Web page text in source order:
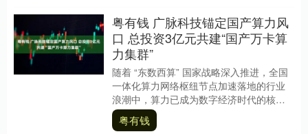
粤有钱 广脉科技锚定国产算力风
口 总投资3亿元共建“国产万卡算
力集群”
随着 “东数西算” 国家战略深入推进，全国
一体化算力网络枢纽节点加速落地的行业
浪潮中，算力已成为数字经济时代的核心
生产要素。 9月19日，广脉科技股份有限
公司（....
粤有钱